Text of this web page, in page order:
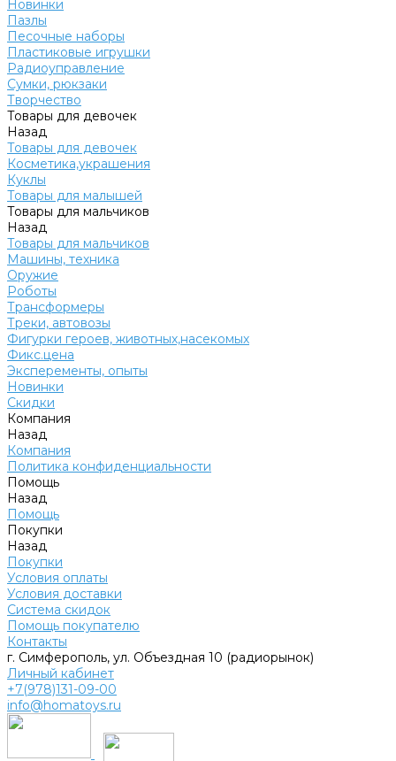
Новинки
Пазлы
Песочные наборы
Пластиковые игрушки
Радиоуправление
Сумки, рюкзаки
Творчество
Товары для девочек
Назад
Товары для девочек
Косметика,украшения
Куклы
Товары для малышей
Товары для мальчиков
Назад
Товары для мальчиков
Машины, техника
Оружие
Роботы
Трансформеры
Треки, автовозы
Фигурки героев, животных,насекомых
Фикс.цена
Эксперементы, опыты
Новинки
Скидки
Компания
Назад
Компания
Политика конфиденциальности
Помощь
Назад
Помощь
Покупки
Назад
Покупки
Условия оплаты
Условия доставки
Система скидок
Помощь покупателю
Контакты
г. Симферополь, ул. Объездная 10 (радиорынок)
Личный кабинет
+7(978)131-09-00
info@homatoys.ru